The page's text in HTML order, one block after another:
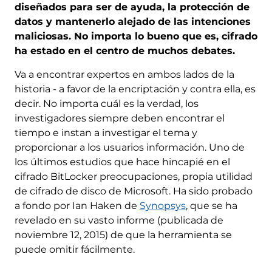
diseñados para ser de ayuda, la protección de
datos y mantenerlo alejado de las intenciones
maliciosas. No importa lo bueno que es, cifrado
ha estado en el centro de muchos debates.
Va a encontrar expertos en ambos lados de la
historia - a favor de la encriptación y contra ella, es
decir. No importa cuál es la verdad, los
investigadores siempre deben encontrar el
tiempo e instan a investigar el tema y
proporcionar a los usuarios información. Uno de
los últimos estudios que hace hincapié en el
cifrado BitLocker preocupaciones, propia utilidad
de cifrado de disco de Microsoft. Ha sido probado
a fondo por Ian Haken de Synopsys, que se ha
revelado en su vasto informe (publicada de
noviembre 12, 2015) de que la herramienta se
puede omitir fácilmente.